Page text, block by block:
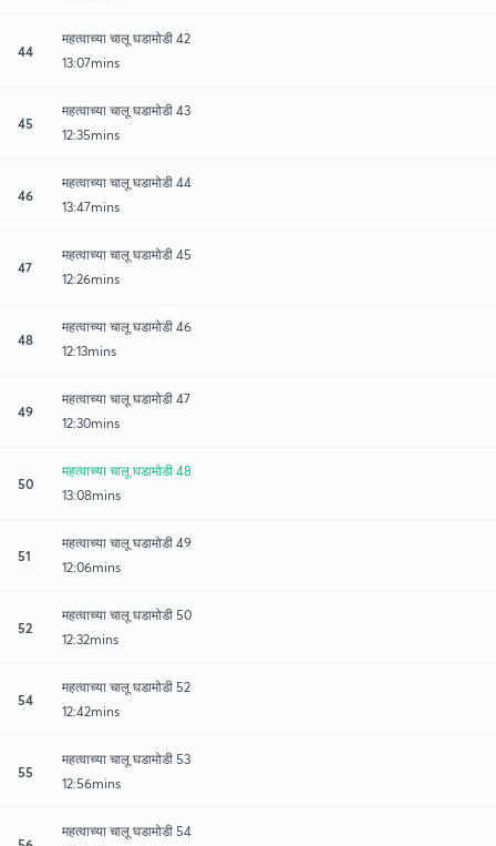
44
महत्वाच्या चालू घडामोडी 42
13:07mins
45
महत्वाच्या चालू घडामोडी 43
12:35mins
46
महत्वाच्या चालू घडामोडी 44
13:47mins
47
महत्वाच्या चालू घडामोडी 45
12:26mins
48
महत्वाच्या चालू घडामोडी 46
12:13mins
49
महत्वाच्या चालू घडामोडी 47
12:30mins
50
महत्वाच्या चालू घडामोडी 48
13:08mins
51
महत्वाच्या चालू घडामोडी 49
12:06mins
52
महत्वाच्या चालू घडामोडी 50
12:32mins
54
महत्वाच्या चालू घडामोडी 52
12:42mins
55
महत्वाच्या चालू घडामोडी 53
12:56mins
महत्वाच्या चालू घडामोडी 54